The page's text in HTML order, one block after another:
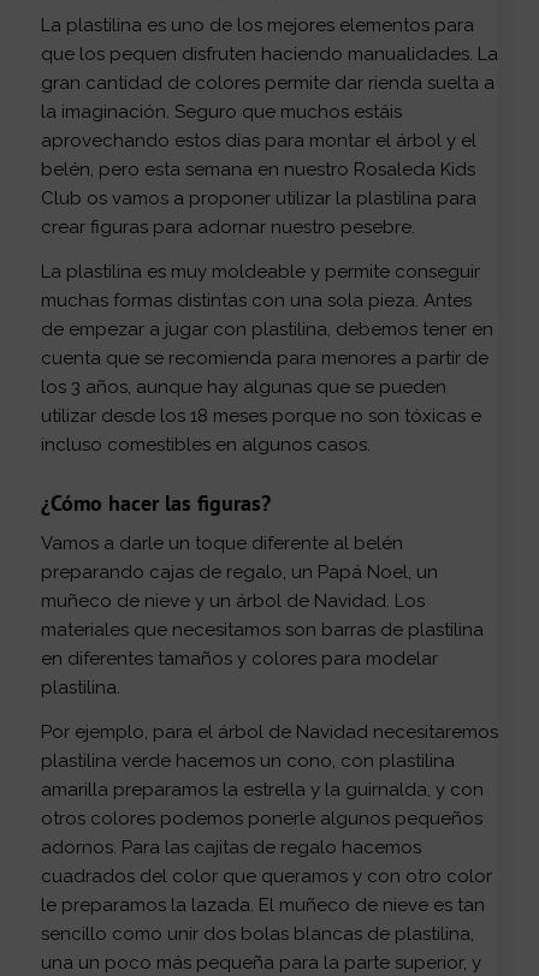
La plastilina es uno de los mejores elementos para
que los pequen disfruten haciendo manualidades. La
gran cantidad de colores permite dar rienda suelta a
la imaginación. Seguro que muchos estáis
aprovechando estos días para montar el árbol y el
belén, pero esta semana en nuestro Rosaleda Kids
Club os vamos a proponer utilizar la plastilina para
crear figuras para adornar nuestro pesebre.
La plastilina es muy moldeable y permite conseguir
muchas formas distintas con una sola pieza. Antes
de empezar a jugar con plastilina, debemos tener en
cuenta que se recomienda para menores a partir de
los 3 años, aunque hay algunas que se pueden
utilizar desde los 18 meses porque no son tóxicas e
incluso comestibles en algunos casos.
¿Cómo hacer las figuras?
Vamos a darle un toque diferente al belén
preparando cajas de regalo, un Papá Noel, un
muñeco de nieve y un árbol de Navidad. Los
materiales que necesitamos son barras de plastilina
en diferentes tamaños y colores para modelar
plastilina.
Por ejemplo, para el árbol de Navidad necesitaremos
plastilina verde hacemos un cono, con plastilina
amarilla preparamos la estrella y la guirnalda, y con
otros colores podemos ponerle algunos pequeños
adornos. Para las cajitas de regalo hacemos
cuadrados del color que queramos y con otro color
le preparamos la lazada. El muñeco de nieve es tan
sencillo como unir dos bolas blancas de plastilina,
una un poco más pequeña para la parte superior, y